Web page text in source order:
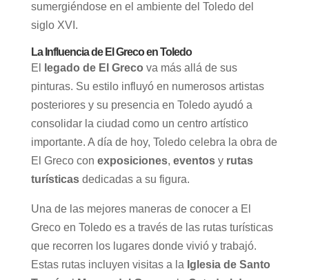
sumergiéndose en el ambiente del Toledo del
siglo XVI.
La Influencia de El Greco en Toledo
El
legado de El Greco va más allá de sus
pinturas. Su estilo influyó en numerosos artistas
posteriores y su presencia en Toledo ayudó a
consolidar la ciudad como un centro artístico
importante. A día de hoy, Toledo celebra la obra de
El Greco con exposiciones, eventos y rutas
turísticas dedicadas a su figura.
Una de las mejores maneras de conocer a El
Greco en Toledo es a través de las rutas turísticas
que recorren los lugares donde vivió y trabajó.
Estas rutas incluyen visitas a la Iglesia de Santo